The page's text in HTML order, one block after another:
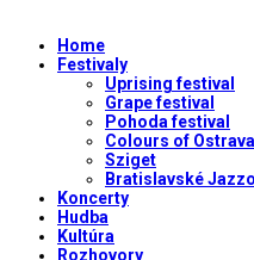
Home
Festivaly
Uprising festival
Grape festival
Pohoda festival
Colours of Ostrava
Sziget
Bratislavské
Koncerty
Hudba
Kultúra
Rozhovory